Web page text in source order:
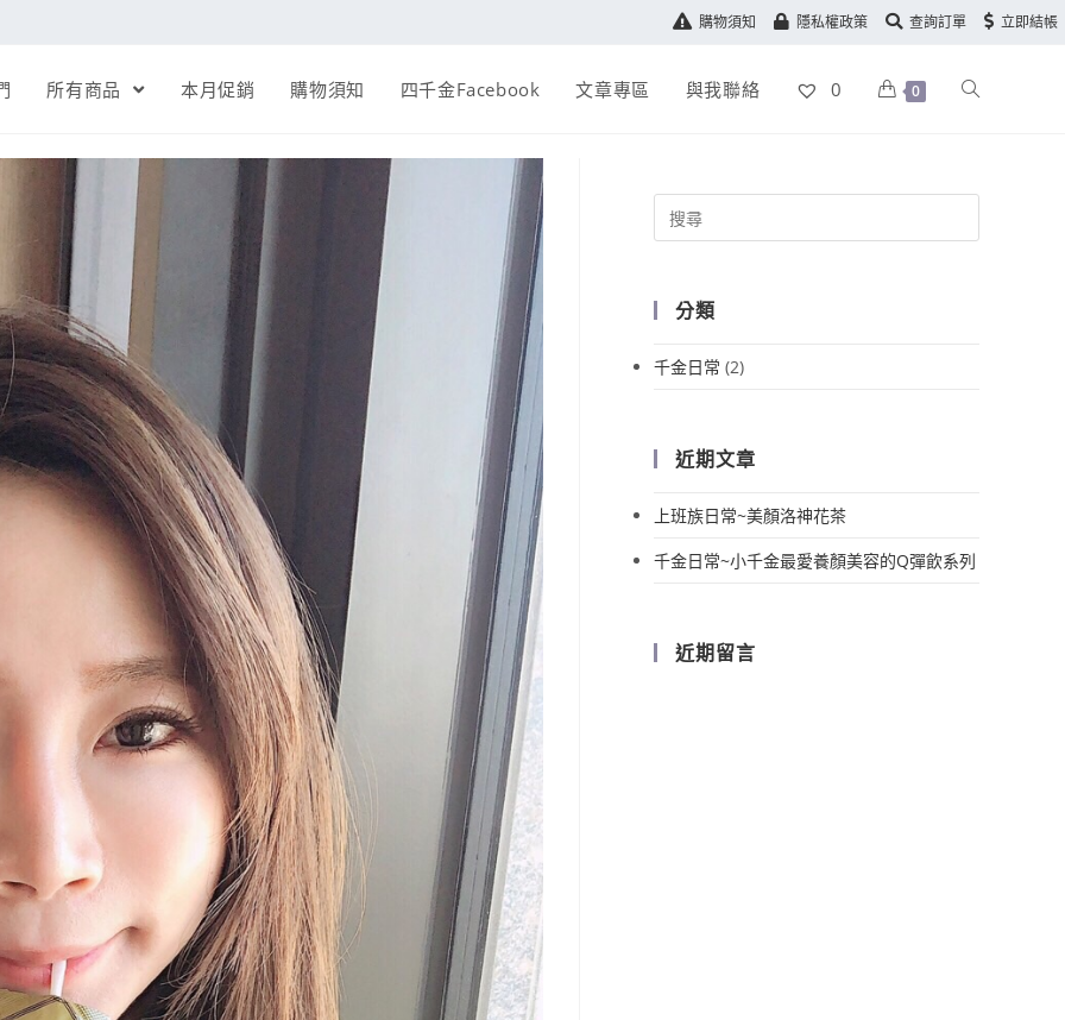
購物須知 隱私權政策 查詢訂單 立即結帳
所有商品 本月促銷 購物須知 四千金Facebook 文章專區 與我聯絡 0 0
分類
千金日常 (2)
近期文章
上班族日常~美顏洛神花茶
千金日常~小千金最愛養顏美容的Q彈飲系列
近期留言